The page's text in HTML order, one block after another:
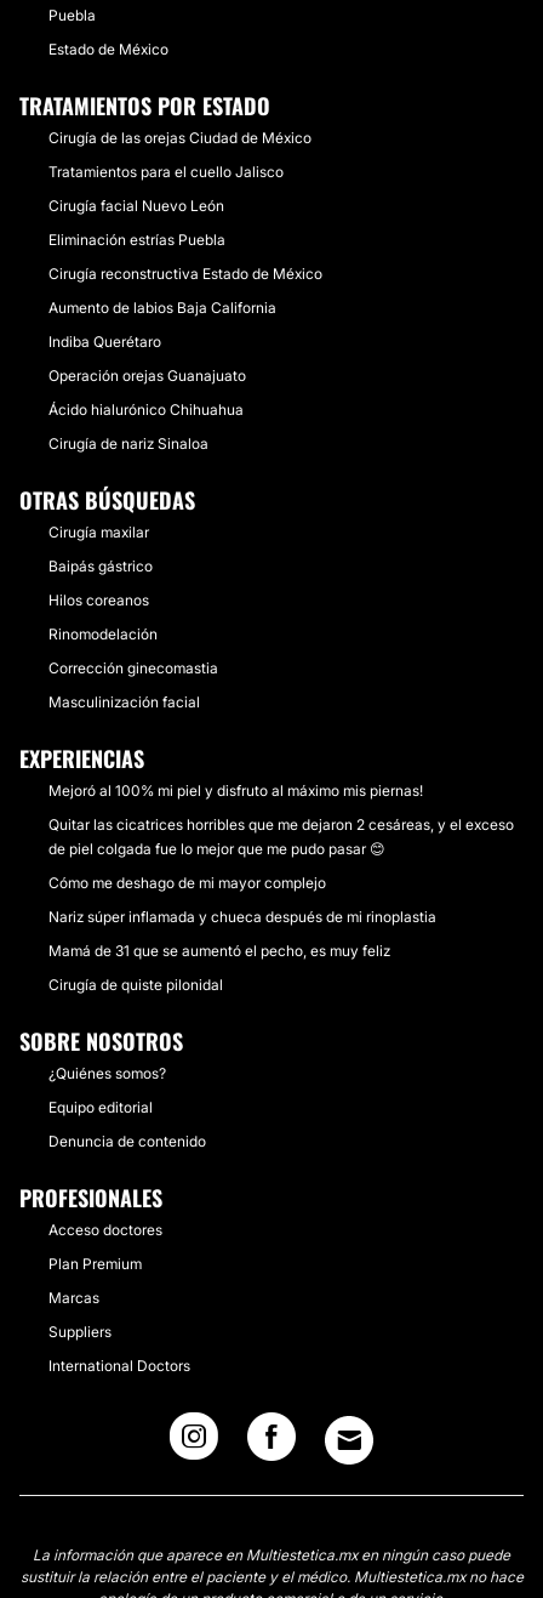
Puebla
Estado de México
TRATAMIENTOS POR ESTADO
Cirugía de las orejas Ciudad de México
Tratamientos para el cuello Jalisco
Cirugía facial Nuevo León
Eliminación estrías Puebla
Cirugía reconstructiva Estado de México
Aumento de labios Baja California
Indiba Querétaro
Operación orejas Guanajuato
Ácido hialurónico Chihuahua
Cirugía de nariz Sinaloa
OTRAS BÚSQUEDAS
Cirugía maxilar
Baipás gástrico
Hilos coreanos
Rinomodelación
Corrección ginecomastia
Masculinización facial
EXPERIENCIAS
Mejoró al 100% mi piel y disfruto al máximo mis piernas!
Quitar las cicatrices horribles que me dejaron 2 cesáreas, y el exceso
de piel colgada fue lo mejor que me pudo pasar 😊
Cómo me deshago de mi mayor complejo
Nariz súper inflamada y chueca después de mi rinoplastia
Mamá de 31 que se aumentó el pecho, es muy feliz
Cirugía de quiste pilonidal
SOBRE NOSOTROS
¿Quiénes somos?
Equipo editorial
Denuncia de contenido
PROFESIONALES
Acceso doctores
Plan Premium
Marcas
Suppliers
International Doctors
La información que aparece en Multiestetica.mx en ningún caso puede
sustituir la relación entre el paciente y el médico. Multiestetica.mx no hace